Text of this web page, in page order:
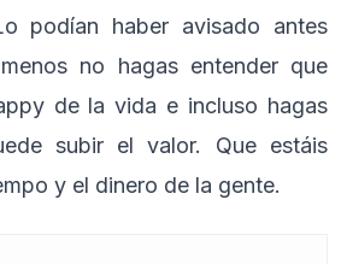
podían haber avisado antes
no hagas entender que
de la vida e incluso hagas
subir el valor. Que estáis
y el dinero de la gente.